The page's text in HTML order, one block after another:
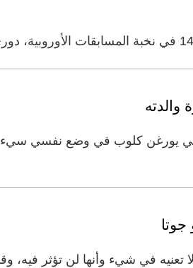
يورغن كلوب في وضع نفسي
في شيء وأنها لن تؤثر فيه،